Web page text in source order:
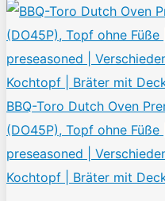
BBQ-Toro Dutch Oven
(DO45P), Topf ohne
preseasoned |
Kochtopf | Bräter mit